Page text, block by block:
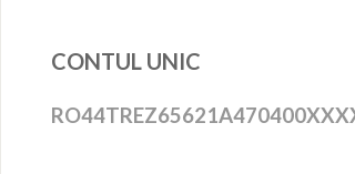
CONTUL UNIC